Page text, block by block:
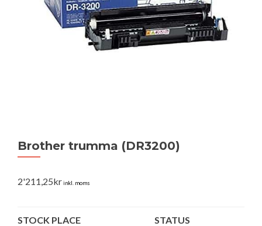
Brother trumma (DR3200)
2'211,25krinkl. moms
STOCK PLACE STATUS